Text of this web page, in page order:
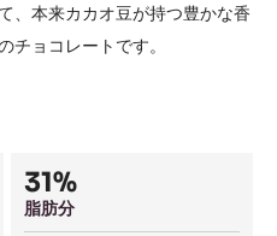
、本来カカオ豆が持つ豊かな香
チョコレートです。
31%
脂肪分